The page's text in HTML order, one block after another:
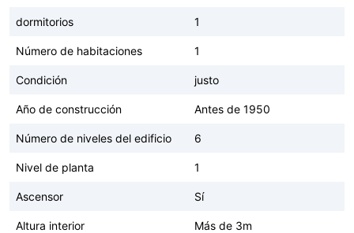
dormitorios 1
Número de habitaciones 1
Condición justo
Año de construcción Antes de 1950
Número de niveles del edificio 6
Nivel de planta 1
Ascensor Sí
Altura interior Más de 3m